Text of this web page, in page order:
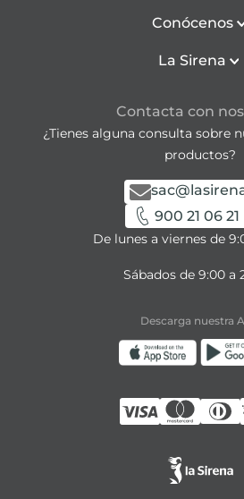
Conócenos
La Sirena
Contacta con
¿Tienes alguna consulta sobre
productos?
900 21 06 21
De lunes a viernes de
Sábados de 9:00 a
Descarga nuestra